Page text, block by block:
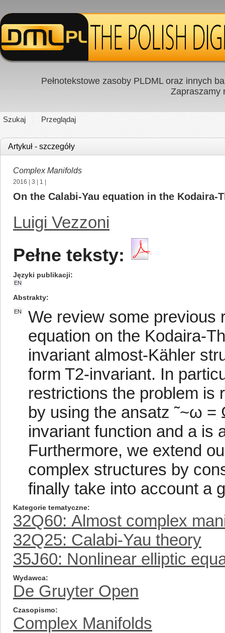
Pełnotekstowe zasoby PLDML oraz innych
Zapraszamy
Szukaj Przeglądaj
Artykuł - szczegóły
Complex Manifolds
2016 3 1
On the Calabi-Yau equation in the Kodaira-
Luigi Vezzoni
Pełne teksty:
Języki publikacji
EN
Abstrakty
EN
We review some previous
equation on the Kodaira-
invariant almost-Kähler
form T2-invariant. In
restrictions the problem is
by using the ansatz ˜~ω
invariant function and a is
Furthermore, we extend
complex structures by
finally take into account a
Kategorie tematyczne
32Q60: Almost complex
32Q25: Calabi-Yau theory
35J60: Nonlinear elliptic
Wydawca
De Gruyter Open
Czasopismo
Complex Manifolds